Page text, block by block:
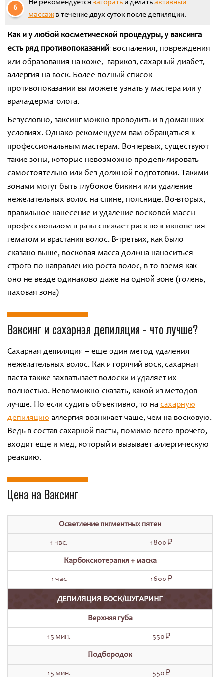
Не рекомендуется загорать и делатьактивный
массаж в течение двух суток после депиляции.
Как и у любой косметической процедуры, у ваксинга
есть ряд противопоказаний: воспаления, повреждения
или образования на коже, варикоз, сахарный диабет,
аллергия на воск. Более полный список
противопоказании вы можете узнать у мастера или у
врача-дерматолога.
Безусловно, ваксинг можно проводить и в домашних
условиях. Однако рекомендуем вам обращаться к
профессиональным мастерам. Во-первых, существуют
такие зоны, которые невозможно продепилировать
самостоятельно или без должной подготовки. Такими
зонами могут быть глубокое бикини или удаление
нежелательных волос на спине, пояснице. Во-вторых,
правильное нанесение и удаление восковой массы
профессионалом в разы снижает риск возникновения
гематом и врастания волос. В-третьих, как было
сказано выше, восковая масса должна наноситься
строго по направлению роста волос, в то время как
оно не везде одинаково даже на одной зоне (голень,
паховая зона)
Ваксинг и сахарная депиляция - что лучше?
Сахарная депиляция – еще один метод удаления
нежелательных волос. Как и горячий воск, сахарная
паста также захватывает волоски и удаляет их
полностью. Невозможно сказать, какой из методов
лучше. Но если судить объективно, то на сахарную
депиляцию аллергия возникает чаще, чем на восковую.
Ведь в состав сахарной пасты, помимо всего прочего,
входит еще и мед, который и вызывает аллергическую
реакцию.
Цена на Ваксинг
Осветление пигментных пятен
1 чвс. 1800 ₽
Карбоксиотерапия + маска
1 час 1600 ₽
ДЕПИЛЯЦИЯ ВОСК/ШУГАРИНГ
Верхняя губа
15 мин. 550 ₽
Подбородок
15 мин. 550 ₽